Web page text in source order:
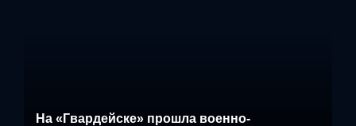
На «Гвардейске» прошла военно-